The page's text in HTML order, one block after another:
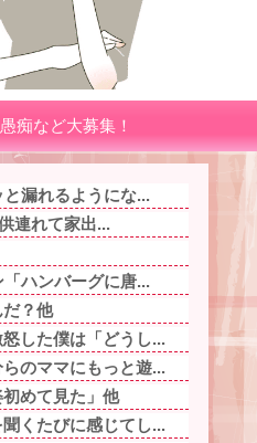
痴など大募集！
漏れるようにな...
連れて家出...
ハンバーグに唐...
？他
した僕は「どうし...
のママにもっと遊...
めて見た」他
くたびに感じてし...